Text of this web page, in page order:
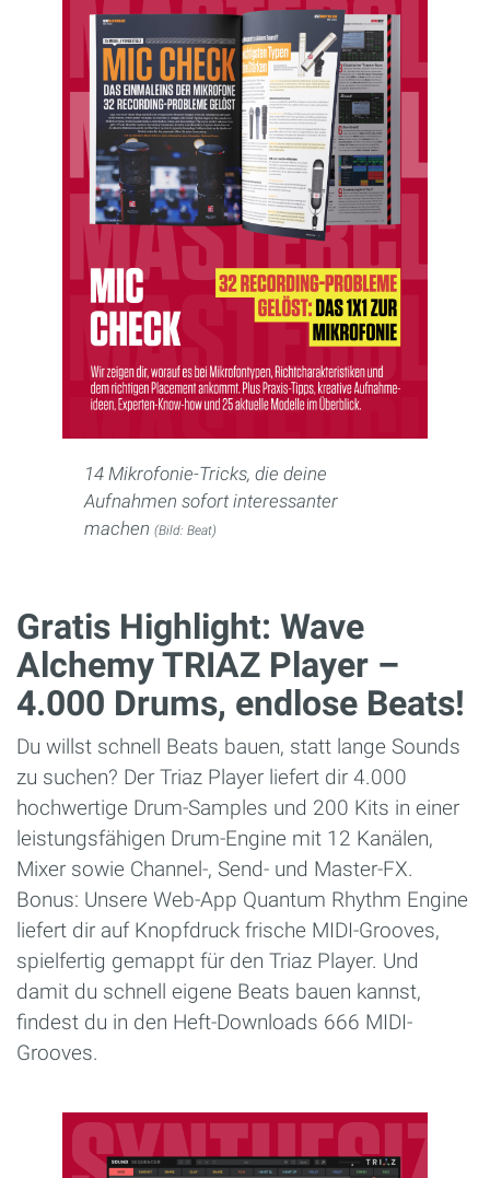
14 Mikrofonie-Tricks, die deine
Aufnahmen sofort interessanter
machen (Bild: Beat)
Gratis Highlight: Wave
Alchemy TRIAZ Player –
4.000 Drums, endlose Beats!
Du willst schnell Beats bauen, statt lange Sounds
zu suchen? Der Triaz Player liefert dir 4.000
hochwertige Drum-Samples und 200 Kits in einer
leistungsfähigen Drum-Engine mit 12 Kanälen,
Mixer sowie Channel-, Send- und Master-FX.
Bonus: Unsere Web-App Quantum Rhythm Engine
liefert dir auf Knopfdruck frische MIDI-Grooves,
spielfertig gemappt für den Triaz Player. Und
damit du schnell eigene Beats bauen kannst,
findest du in den Heft-Downloads 666 MIDI-
Grooves.